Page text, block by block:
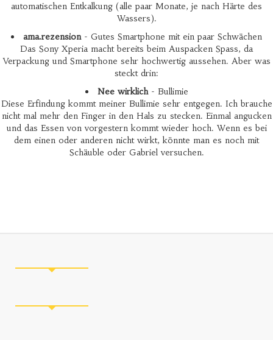
automatischen Entkalkung (alle paar Monate, je nach Härte des
Wassers).
ama.rezension- Gutes Smartphone mit ein paar Schwächen
Das Sony Xperia macht bereits beim Auspacken Spass, da
Verpackung und Smartphone sehr hochwertig aussehen. Aber was
steckt drin:
Nee wirklich- Bullimie
Diese Erfindung kommt meiner Bullimie sehr entgegen. Ich brauche
nicht mal mehr den Finger in den Hals zu stecken. Einmal angucken
und das Essen von vorgestern kommt wieder hoch. Wenn es bei
dem einen oder anderen nicht wirkt, könnte man es noch mit
Schäuble oder Gabriel versuchen.